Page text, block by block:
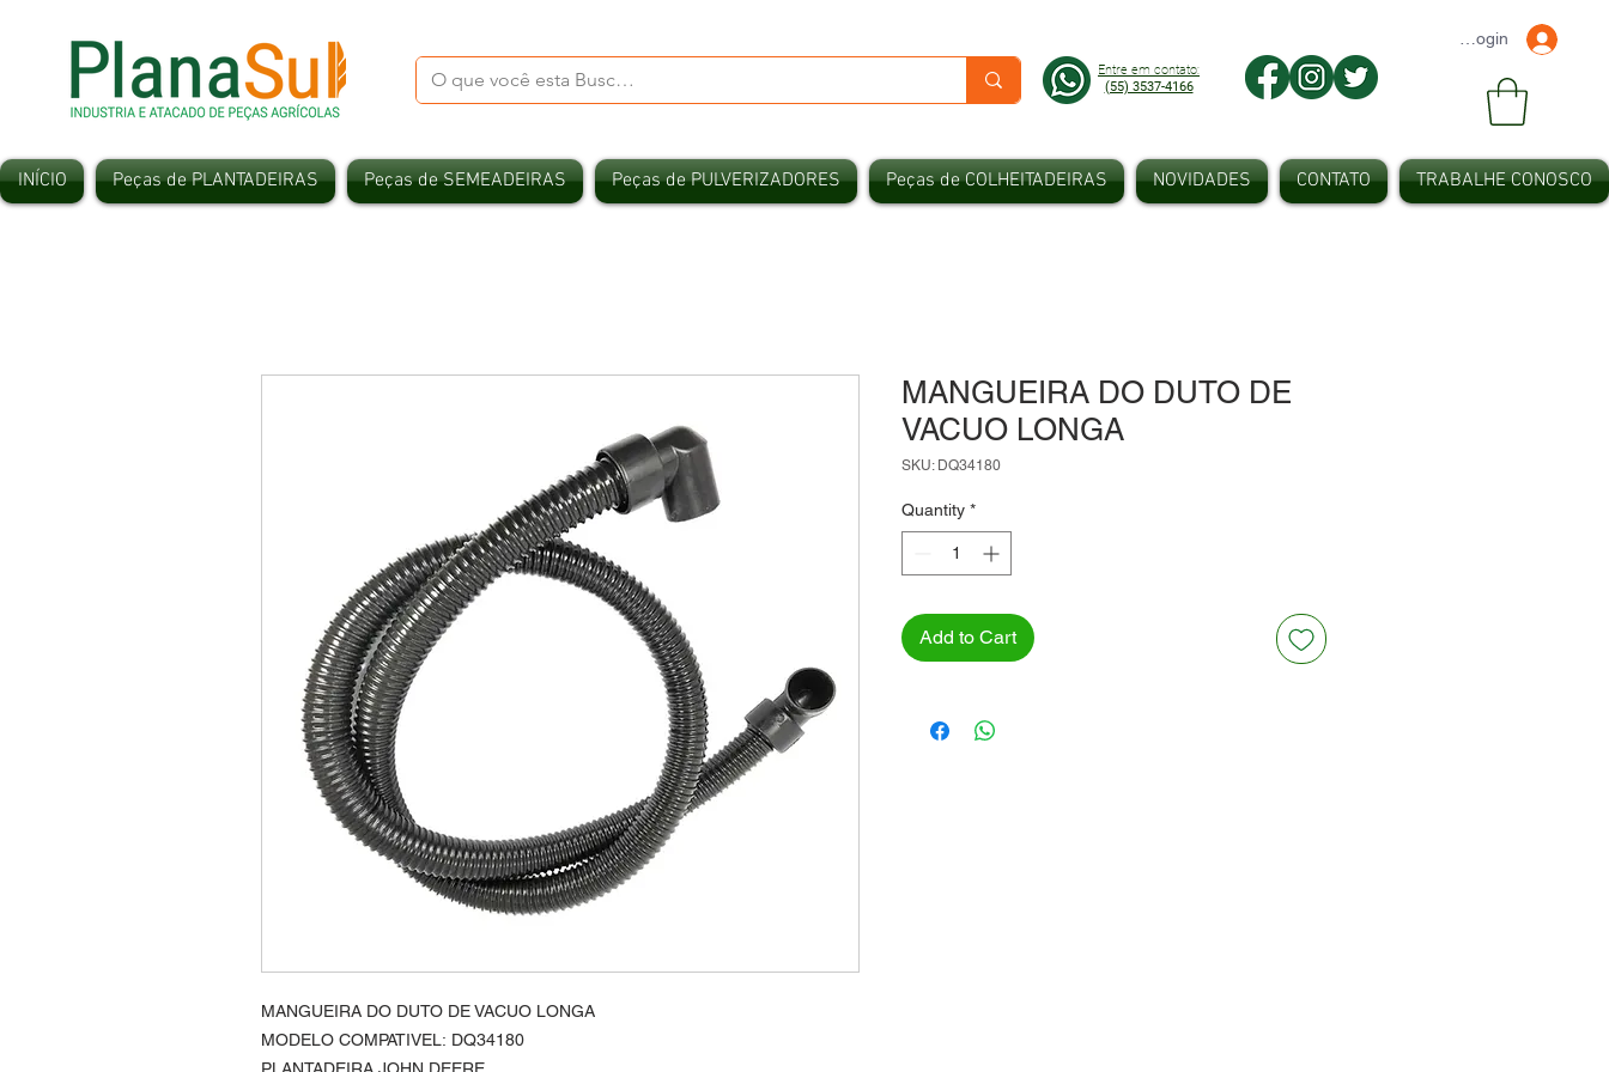
Entre em contato:
(55) 3537-4166
Faça seu Login
INÍCIO Peças de PLANTADEIRAS Peças de SEMEADEIRAS Peças de PULVERIZADORES Peças de COLHEITADEIRAS NOVIDADES CONTATO TRABALHE CONOSCO
MANGUEIRA DO DUTO DE VACUO LONGA
MODELO COMPATIVEL: DQ34180
MANGUEIRA DO DUTO DE
VACUO LONGA
SKU: DQ34180
Quantity *
Add to Cart